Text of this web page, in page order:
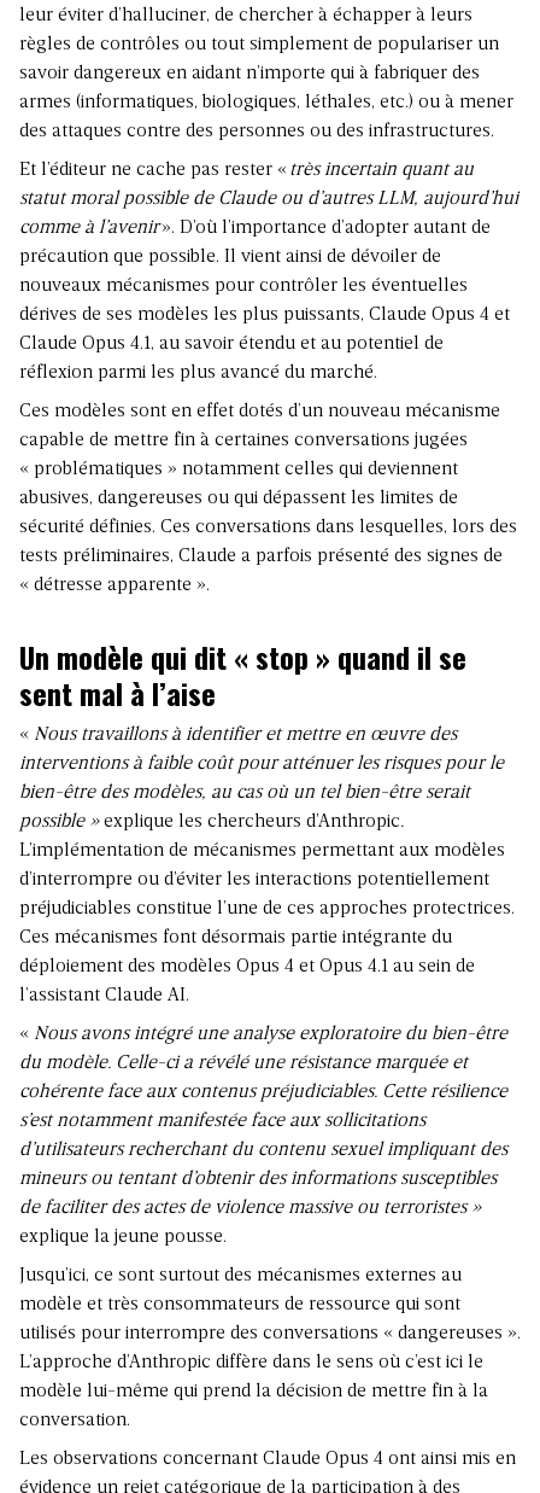
leur éviter d’halluciner, de chercher à échapper à leurs
règles de contrôles ou tout simplement de populariser un
savoir dangereux en aidant n’importe qui à fabriquer des
armes (informatiques, biologiques, léthales, etc.) ou à mener
des attaques contre des personnes ou des infrastructures.
Et l’éditeur ne cache pas rester «très incertain quant au
statut moral possible de Claude ou d’autres LLM, aujourd’hui
comme à l’avenir». D’où l’importance d’adopter autant de
précaution que possible. Il vient ainsi de dévoiler de
nouveaux mécanismes pour contrôler les éventuelles
dérives de ses modèles les plus puissants, Claude Opus 4 et
Claude Opus 4.1, au savoir étendu et au potentiel de
réflexion parmi les plus avancé du marché.
Ces modèles sont en effet dotés d’un nouveau mécanisme
capable de mettre fin à certaines conversations jugées
« problématiques » notamment celles qui deviennent
abusives, dangereuses ou qui dépassent les limites de
sécurité définies. Ces conversations dans lesquelles, lors des
tests préliminaires, Claude a parfois présenté des signes de
« détresse apparente ».
Un modèle qui dit « stop » quand il se
sent mal à l’aise
« Nous travaillons à identifier et mettre en œuvre des
interventions à faible coût pour atténuer les risques pour le
bien-être des modèles, au cas où un tel bien-être serait
possible »explique les chercheurs d’Anthropic.
L’implémentation de mécanismes permettant aux modèles
d’interrompre ou d’éviter les interactions potentiellement
préjudiciables constitue l’une de ces approches protectrices.
Ces mécanismes font désormais partie intégrante du
déploiement des modèles Opus 4 et Opus 4.1 au sein de
l’assistant Claude AI.
« Nous avons intégré une analyse exploratoire du bien-être
du modèle. Celle-ci a révélé une résistance marquée et
cohérente face aux contenus préjudiciables. Cette résilience
s’est notamment manifestée face aux sollicitations
d’utilisateurs recherchant du contenu sexuel impliquant des
mineurs ou tentant d’obtenir des informations susceptibles
de faciliter des actes de violence massive ou terroristes »
explique la jeune pousse.
Jusqu’ici, ce sont surtout des mécanismes externes au
modèle et très consommateurs de ressource qui sont
utilisés pour interrompre des conversations « dangereuses ».
L’approche d’Anthropic diffère dans le sens où c’est ici le
modèle lui-même qui prend la décision de mettre fin à la
conversation.
Les observations concernant Claude Opus 4 ont ainsi mis en
évidence un rejet catégorique de la participation à des